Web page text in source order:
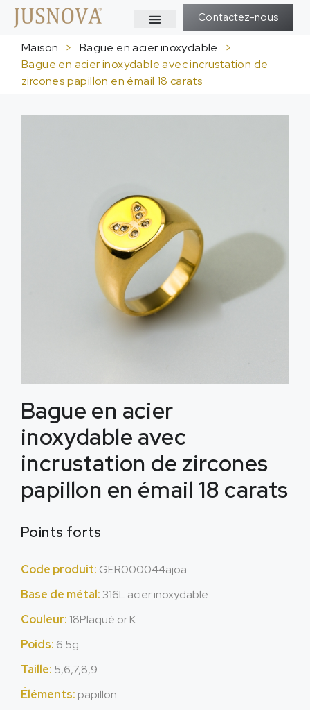
Contactez-nous
Maison > Bague en acier inoxydable
>
Bague en acier inoxydable avec incrustation de
zircones papillon en émail 18 carats
Bague en acier
inoxydable avec
incrustation de zircones
papillon en émail 18 carats
Points forts
Code produit: GER000044ajoa
Base de métal: 316L acier inoxydable
Couleur: 18Plaqué or K
Poids: 6.5g
Taille: 5,6,7,8,9
Éléments: papillon